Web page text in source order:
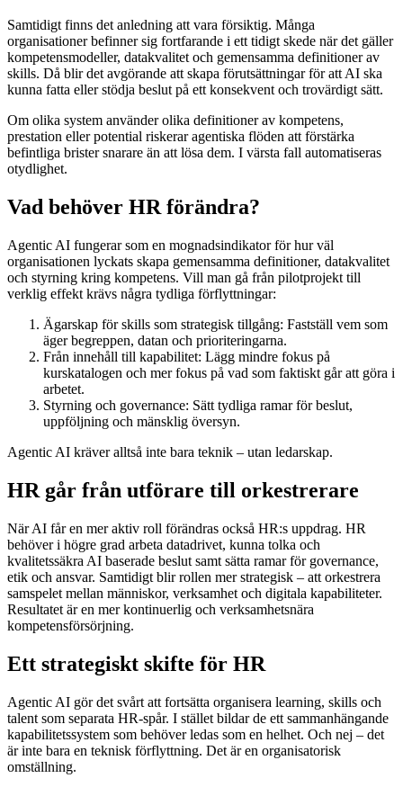
Samtidigt finns det anledning att vara försiktig. Många
organisationer befinner sig fortfarande i ett tidigt skede när det gäller
kompetensmodeller, datakvalitet och gemensamma definitioner av
skills. Då blir det avgörande att skapa förutsättningar för att AI ska
kunna fatta eller stödja beslut på ett konsekvent och trovärdigt sätt.
Om olika system använder olika definitioner av kompetens,
prestation eller potential riskerar agentiska flöden att förstärka
befintliga brister snarare än att lösa dem. I värsta fall automatiseras
otydlighet.
Vad behöver HR förändra?
Agentic AI fungerar som en mognadsindikator för hur väl
organisationen lyckats skapa gemensamma definitioner, datakvalitet
och styrning kring kompetens. Vill man gå från pilotprojekt till
verklig effekt krävs några tydliga förflyttningar:
Ägarskap för skills som strategisk tillgång: Fastställ vem som
äger begreppen, datan och prioriteringarna.
Från innehåll till kapabilitet: Lägg mindre fokus på
kurskatalogen och mer fokus på vad som faktiskt går att göra i
arbetet.
Styrning och governance: Sätt tydliga ramar för beslut,
uppföljning och mänsklig översyn.
Agentic AI kräver alltså inte bara teknik – utan ledarskap.
HR går från utförare till orkestrerare
När AI får en mer aktiv roll förändras också HR:s uppdrag. HR
behöver i högre grad arbeta datadrivet, kunna tolka och
kvalitetssäkra AI baserade beslut samt sätta ramar för governance,
etik och ansvar. Samtidigt blir rollen mer strategisk – att orkestrera
samspelet mellan människor, verksamhet och digitala kapabiliteter.
Resultatet är en mer kontinuerlig och verksamhetsnära
kompetensförsörjning.
Ett strategiskt skifte för HR
Agentic AI gör det svårt att fortsätta organisera learning, skills och
talent som separata HR-spår. I stället bildar de ett sammanhängande
kapabilitetssystem som behöver ledas som en helhet. Och nej – det
är inte bara en teknisk förflyttning. Det är en organisatorisk
omställning.